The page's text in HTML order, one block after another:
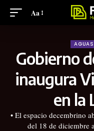
Aa
Gobierno
inaugura
en la
• El espacio decembrino
del 18 de diciembre